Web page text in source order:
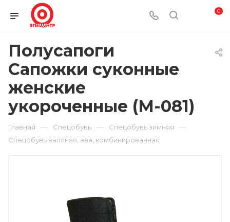
0
Полусапоги
Сапожки суконные
женские
укороченные (М-081)
Главная — Спецобувь — Спецобувь зимняя —
Спецобувь валяная, эва, комбинированная